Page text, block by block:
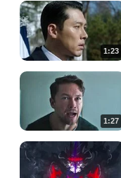
1:23
1:27